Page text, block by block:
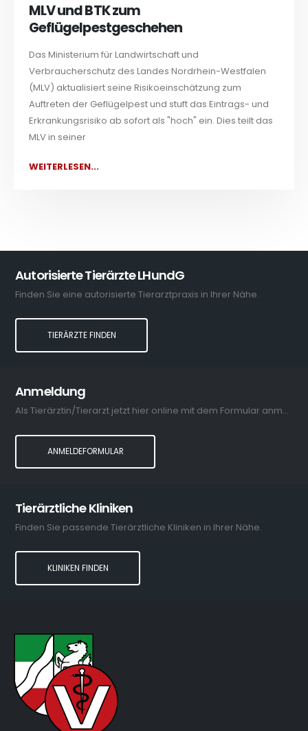
MLV und BTK zum
Geflügelpestgeschehen
Das Ministerium für Landwirtschaft und
Verbraucherschutz des Landes Nordrhein-Westfalen
(MLV) aktualisiert seine Risikoeinschätzung zum
Auftreten der Geflügelpest und stuft das Eintrags- und
Erkrankungsrisiko ab sofort als "hoch" ein. Dies teilt das
MLV in seiner
WEITERLESEN...
Autorisierte Tierärzte LHundG
Finden Sie eine autorisierte Tierarztpraxis in Ihrer Nähe.
TIERÄRZTE FINDEN
Anmeldung
Als Tierärztin/Tierarzt jetzt hier online mit dem Formular anmelden.
ANMELDEFORMULAR
Tierärztliche Kliniken
Finden Sie passende Tierärztliche Kliniken in Ihrer Nähe.
KLINIKEN FINDEN